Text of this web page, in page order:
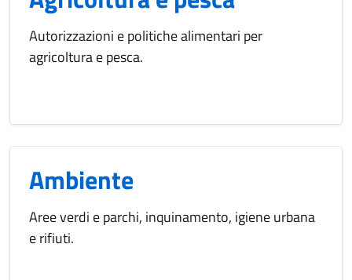
Autorizzazioni e politiche alimentari per
agricoltura e pesca.
Ambiente
Aree verdi e parchi, inquinamento, igiene urbana
e rifiuti.